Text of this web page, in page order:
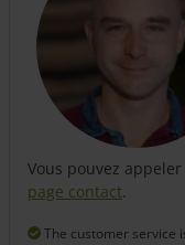
Vous pouvez
page contact.
The customer service